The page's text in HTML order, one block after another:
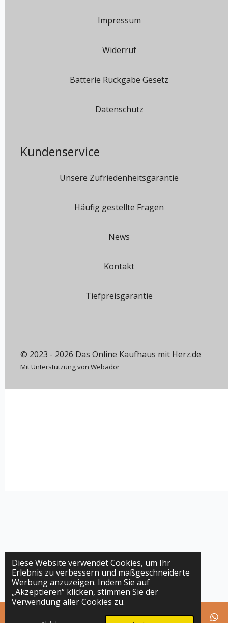
Diese Website verwendet Cookies, um Ihr
Erlebnis zu verbessern und maßgeschneiderte
Werbung anzuzeigen. Indem Sie auf
„Akzeptieren“ klicken, stimmen Sie der
Verwendung aller Cookies zu.
Impressum
Widerruf
Batterie Rückgabe Gesetz
Datenschutz
Kundenservice
Unsere Zufriedenheitsgarantie
Häufig gestellte Fragen
News
Kontakt
Tiefpreisgarantie
© 2023 - 2026 Das Online Kaufhaus mit Herz.de
Mit Unterstützung von Webador